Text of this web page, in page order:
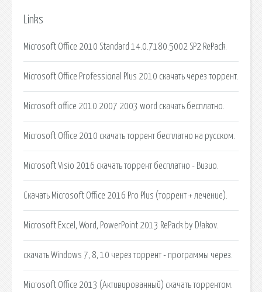
Links
Microsoft Office 2010 Standard 14.0.7180.5002 SP2 RePack.
Microsoft Office Professional Plus 2010 скачать через торрент.
Microsoft office 2010 2007 2003 word скачать бесплатно.
Microsoft Office 2010 скачать торрент бесплатно на русском.
Microsoft Visio 2016 скачать торрент бесплатно - Визио.
Скачать Microsoft Office 2016 Pro Plus (торрент + лечение).
Microsoft Excel, Word, PowerPoint 2013 RePack by D!akov.
скачать Windows 7, 8, 10 через торрент - программы через.
Microsoft Office 2013 (Активированный) скачать торрентом.